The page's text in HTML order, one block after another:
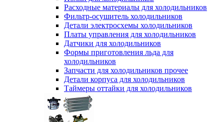
Расходные материалы для холодильников
Фильтр-осушитель холодильников
Детали электросхемы холодильников
Платы управления для холодильников
Датчики для холодильников
Формы приготовления льда для
холодильников
Запчасти для холодильников прочее
Детали корпуса для холодильников
Таймеры оттайки для холодильников